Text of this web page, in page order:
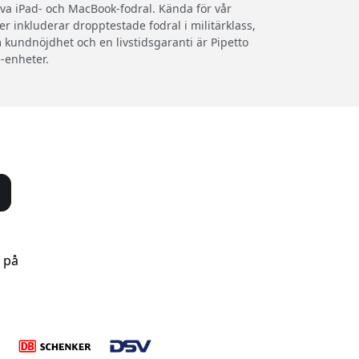
iPad- och MacBook-fodral. Kända för vår
inkluderar dropptestade fodral i militärklass,
och en livstidsgaranti är Pipetto
på